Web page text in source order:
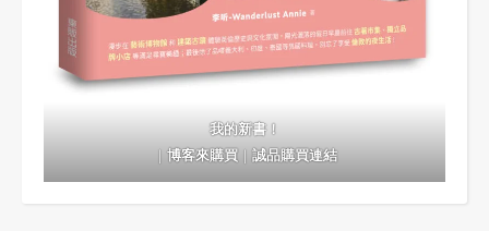
我的新書！
｜博客來購買｜誠品購買連結